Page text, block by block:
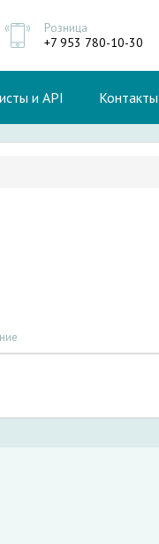
Розница
+7 953 780-10-30
и API